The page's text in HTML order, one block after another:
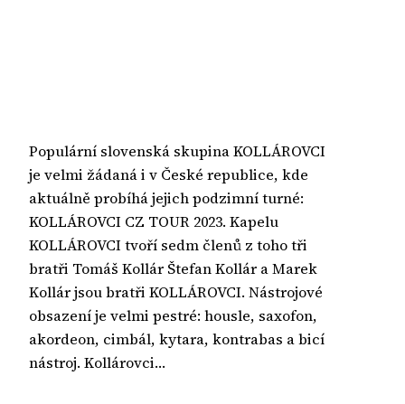
Populární slovenská skupina KOLLÁROVCI
je velmi žádaná i v České republice, kde
aktuálně probíhá jejich podzimní turné:
KOLLÁROVCI CZ TOUR 2023. Kapelu
KOLLÁROVCI tvoří sedm členů z toho tři
bratři Tomáš Kollár Štefan Kollár a Marek
Kollár jsou bratři KOLLÁROVCI. Nástrojové
obsazení je velmi pestré: housle, saxofon,
akordeon, cimbál, kytara, kontrabas a bicí
nástroj. Kollárovci…